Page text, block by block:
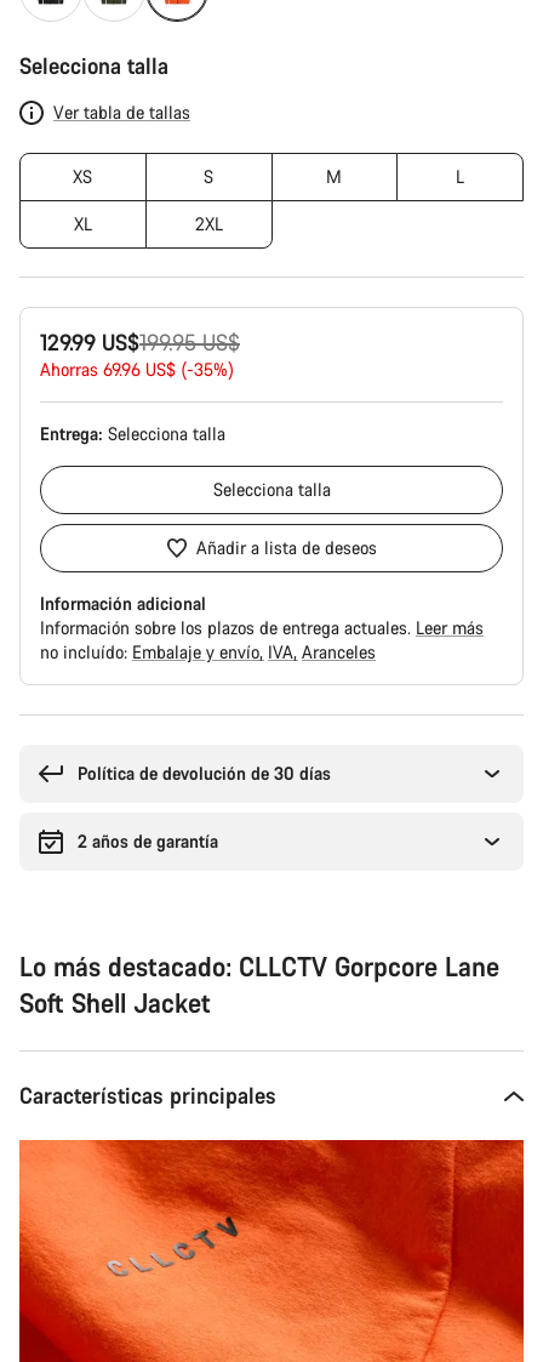
Selecciona talla
Ver tabla de tallas
XS S M L
XL 2XL
129.99 US$
Precio
original
199.95 US$
Ahorras 69.96 US$ (-35%)
Entrega: Selecciona talla
Selecciona talla
Añadir a lista de deseos
Información adicional
Información sobre los plazos de entrega actuales. Leer más
no incluído: Embalaje y envío IVA Aranceles
compra
Política de devolución de 30 días
2 años de garantía
Lo más destacado: CLLCTV Gorpcore Lane
Soft Shell Jacket
Características principales